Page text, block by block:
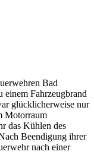
Bad
einem Fahrzeugbrand
glücklicherweise nur
Motorraum
das Kühlen des
Beendigung ihrer
nach einer